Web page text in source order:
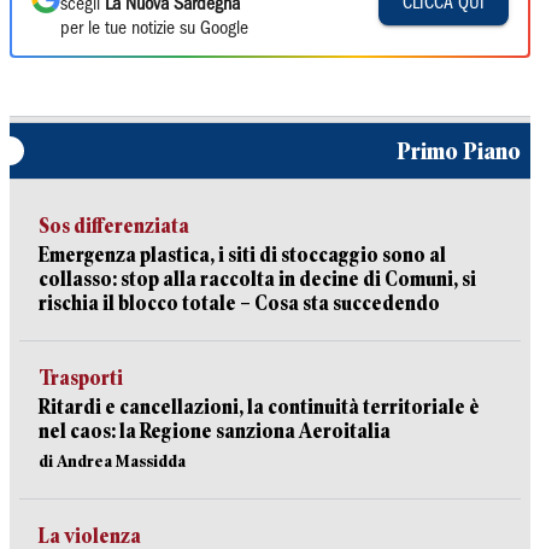
scegli
La Nuova Sardegna
per le tue notizie su Google
Primo Piano
Sos differenziata
Emergenza plastica, i siti di stoccaggio sono al
collasso: stop alla raccolta in decine di Comuni, si
rischia il blocco totale – Cosa sta succedendo
Trasporti
Ritardi e cancellazioni, la continuità territoriale è
nel caos: la Regione sanziona Aeroitalia
di Andrea Massidda
La violenza